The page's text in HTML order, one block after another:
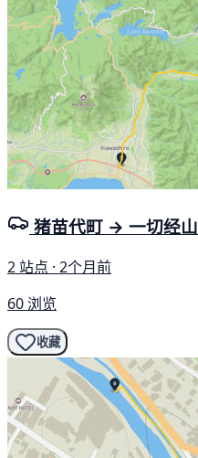
猪苗代町 → 一切经山
2 站点 · 2个月前
60 浏览
收藏